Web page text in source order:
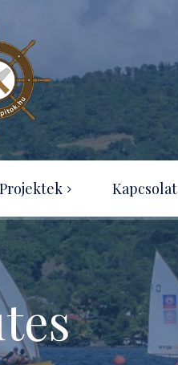
Projektek
kenu
házilag
– projekt
projekt
Kapcsolat